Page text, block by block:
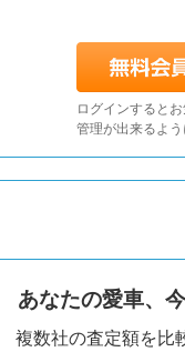
ログインすると
管理が出来るよ
あなたの愛車、
複数社の査定額を比